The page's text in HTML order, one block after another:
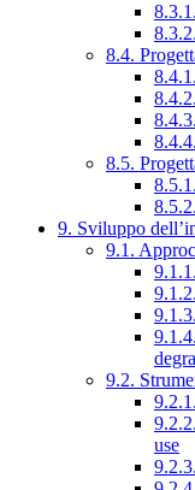
8.4.
8.5.
9. Sviluppo
9.1.
9.2.
use